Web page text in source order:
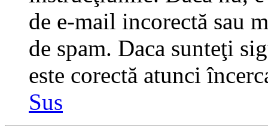
de e-mail incorectă sau
de spam. Daca sunteţi
este corectă atunci
Sus